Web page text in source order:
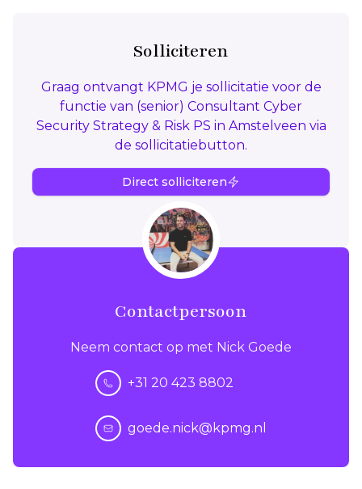
Solliciteren
Graag ontvangt KPMG je sollicitatie voor de
functie van (senior) Consultant Cyber
Security Strategy & Risk PS in Amstelveen via
de sollicitatiebutton.
Direct solliciteren
Contactpersoon
Neem contact op met Nick Goede
+31 20 423 8802
goede.nick@kpmg.nl